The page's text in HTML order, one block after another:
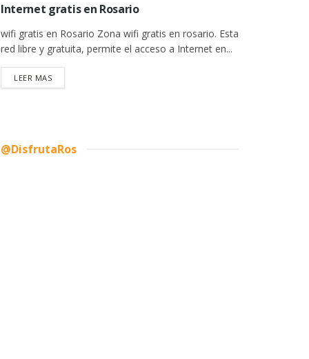
Internet gratis en Rosario
wifi gratis en Rosario Zona wifi gratis en rosario. Esta
red libre y gratuita, permite el acceso a Internet en...
LEER MASDETAILS
@DisfrutaRos